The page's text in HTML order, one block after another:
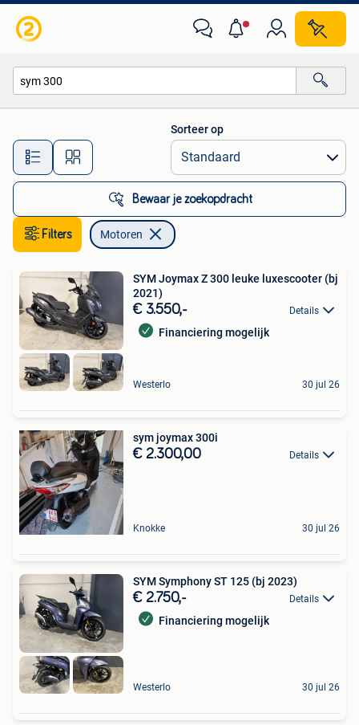
Alle afstanden…
Sorteer op
Bewaar je zoekopdracht
Filters Motoren
SYM Joymax Z 300 leuke luxescooter (bj
2021)
€ 3.550,- Details
Financiering mogelijk
Westerlo 30 jul 26
sym joymax 300i
€ 2.300,00 Details
Knokke 30 jul 26
SYM Symphony ST 125 (bj 2023)
€ 2.750,- Details
Financiering mogelijk
Westerlo 30 jul 26